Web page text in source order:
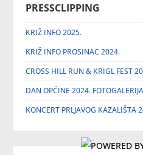
PRESSCLIPPING
KRIŽ INFO 2025.
KRIŽ INFO PROSINAC 2024.
CROSS HILL RUN & KRIGL FEST
DAN OPĆINE 2024. FOTOGALERIJA
KONCERT PRLJAVOG KAZALIŠTA